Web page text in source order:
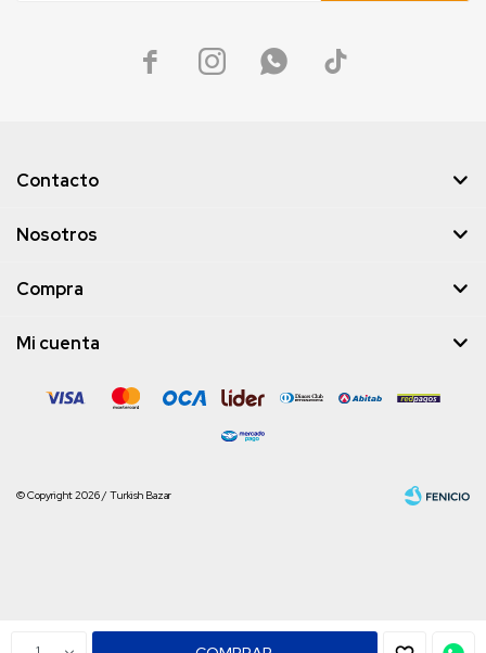
   
Contacto
Nosotros
Compra
Mi cuenta
© Copyright 2026 / Turkish Bazar